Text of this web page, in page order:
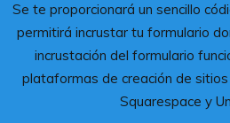
Se te proporcionará un sencillo
permitirá incrustar tu formulario
incrustación del formulario
plataformas de creación de
Squarespace y